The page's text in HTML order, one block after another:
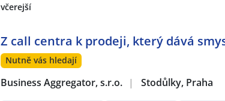
včerejší
Z call centra k prodeji, který dává
Nutně vás hledají
Business Aggregator, s.r.o. | Stodůlky, Praha